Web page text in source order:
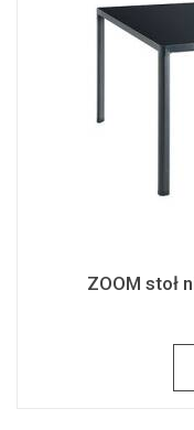
ZOOM stoł